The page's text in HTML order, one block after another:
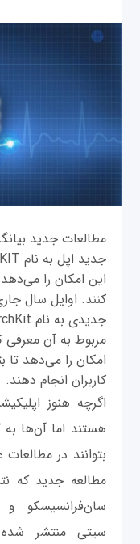
مطالعات جدید
این امکان را
کنند. اوایل سال
مربوط به آن
امکان را می‌دهد تا
کاربران انجام دهند.
اگرچه هنوز
هستند اما آن‌ها به
بتوانند در
مطالعه جدید که
سان‌فرانسیسکو و
سیتی منتشر